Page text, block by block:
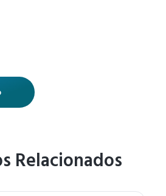
Relacionados